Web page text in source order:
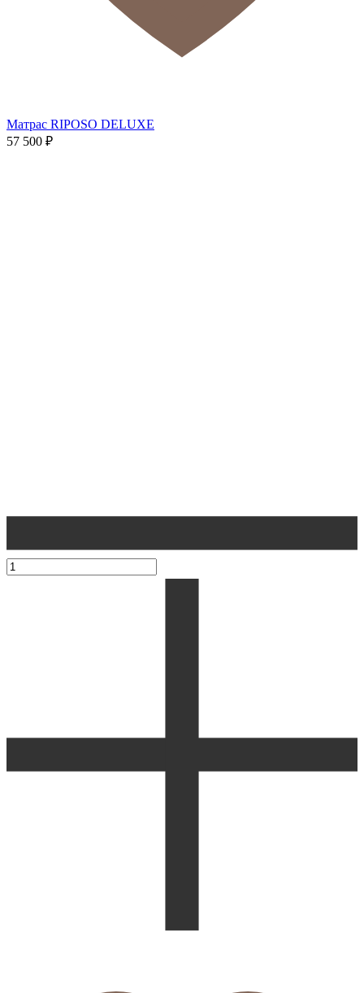
Матрас RIPOSO DELUXE
57 500 ₽